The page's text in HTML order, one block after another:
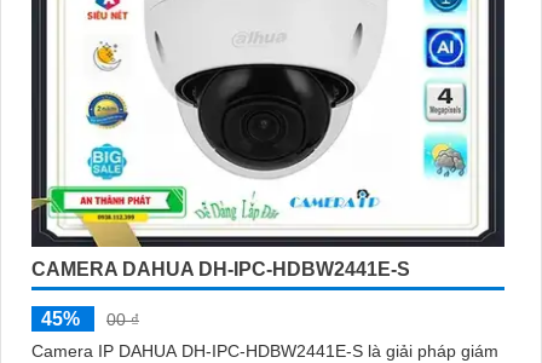
CAMERA DAHUA DH-IPC-HDBW2441E-S
45%
00 ₫
Camera IP DAHUA DH-IPC-HDBW2441E-S là giải pháp giám